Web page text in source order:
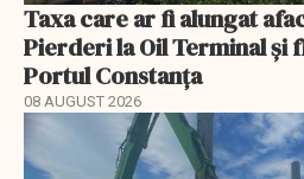
Taxa care ar fi alungat
Pierderi la Oil Terminal și
Portul Constanța
08 AUGUST 2026